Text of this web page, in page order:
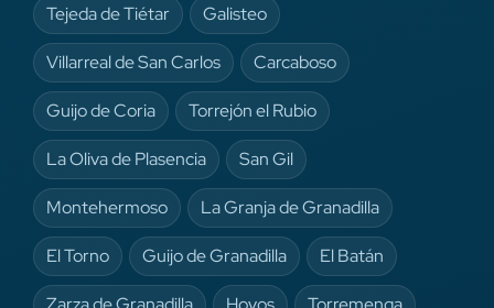
Tejeda de Tiétar Galisteo
Villarreal de San Carlos Carcaboso
Guijo de Coria Torrejón el Rubio
La Oliva de Plasencia San Gil
Montehermoso La Granja de Granadilla
El Torno Guijo de Granadilla El Batán